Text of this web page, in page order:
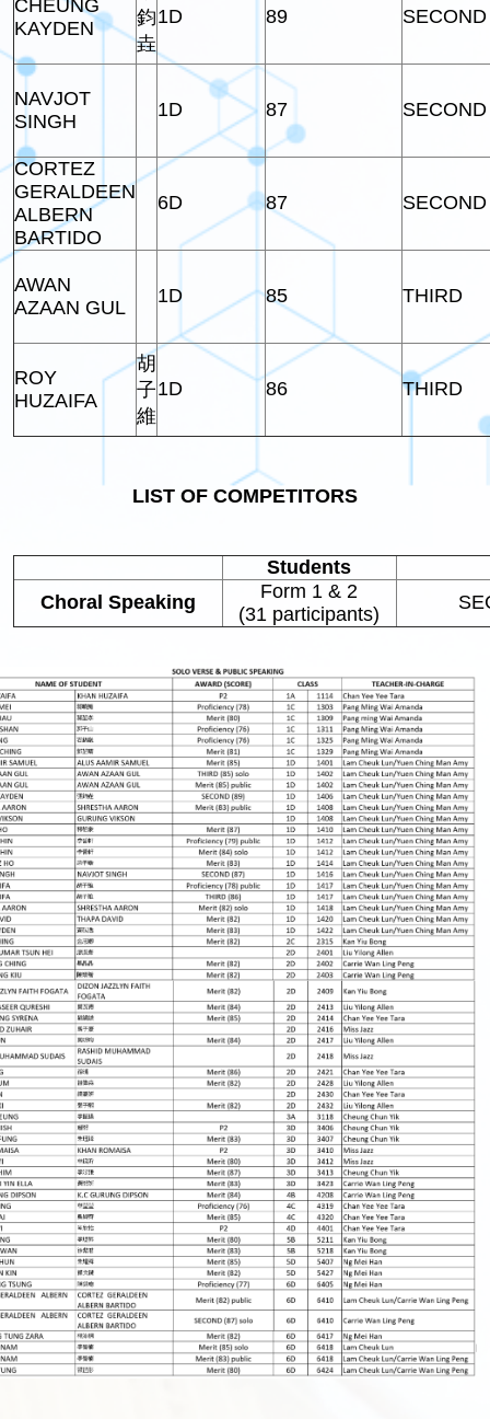
CHEUNG
KAYDEN
鈞
垚
1D 89 SECOND
NAVJOT
SINGH
1D 87 SECOND
CORTEZ
GERALDEEN
ALBERN
BARTIDO
6D 87 SECOND
AWAN
AZAAN GUL
1D 85 THIRD
ROY
HUZAIFA
胡
子
維
1D 86 THIRD
LIST OF COMPETITORS
Students
Choral Speaking
Form 1 & 2
(31 participants)